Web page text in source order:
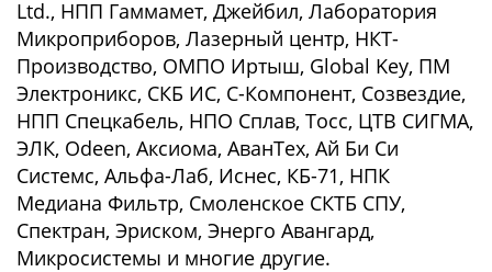
Ltd., НПП Гаммамет, Джейбил, Лаборатория
Микроприборов, Лазерный центр, НКТ-
Производство, ОМПО Иртыш, Global Key, ПМ
Электроникс, СКБ ИС, С-Компонент, Созвездие,
НПП Спецкабель, НПО Сплав, Тосс, ЦТВ СИГМА,
ЭЛК, Odeen, Аксиома, АванТех, Ай Би Си
Системс, Альфа-Лаб, Иснес, КБ-71, НПК
Медиана Фильтр, Смоленское СКТБ СПУ,
Спектран, Эриском, Энерго Авангард,
Микросистемы и многие другие.